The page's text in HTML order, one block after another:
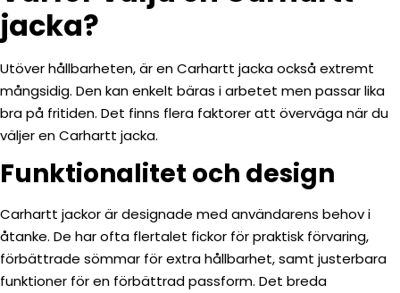
jacka?
Utöver hållbarheten, är en Carhartt jacka också extremt
mångsidig. Den kan enkelt bäras i arbetet men passar lika
bra på fritiden. Det finns flera faktorer att överväga när du
väljer en Carhartt jacka.
Funktionalitet och design
Carhartt jackor är designade med användarens behov i
åtanke. De har ofta flertalet fickor för praktisk förvaring,
förbättrade sömmar för extra hållbarhet, samt justerbara
funktioner för en förbättrad passform. Det breda